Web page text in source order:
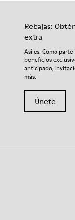
Rebajas:
extra
Así es. Como
beneficios
anticipado,
más.
Únete